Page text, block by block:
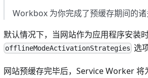
Workbox 为你完成了预缓存期间的诸
默认情况下，当网站作为应用程序安装
offlineModeActivationStrategies 选
网站预缓存完毕后，Service Worker